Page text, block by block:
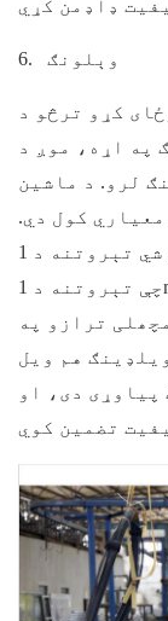
6. وېلونګ
کړو ترڅو د
په اړه، موږ د
لرو. د ماشین
کول دي.
دا کولی شي تېروتنه د 1mm دننه کنټرول کړي، کله
چې تېروتنه د 1mm څخه زیاته وي، ماشین به کار
ترازو په
هم ویل
دی، او